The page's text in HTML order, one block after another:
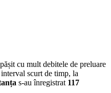
cu mult debitele de preluare
scurt de timp, la
s-au înregistrat 117